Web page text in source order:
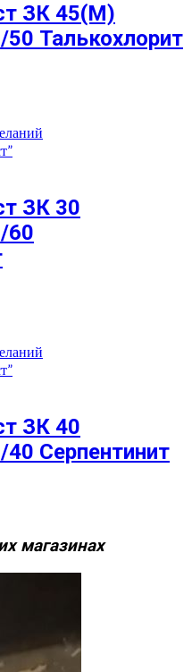
ЗК 45(М)
Талькохлорит
ЗК 30
60
ЗК 40
Серпентинит
магазинах